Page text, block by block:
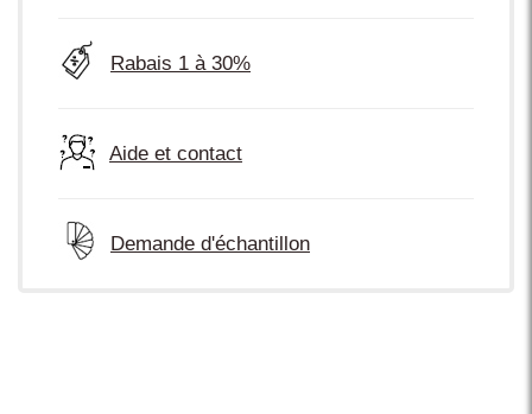
Rabais 1 à 30%
Aide et contact
Demande d'échantillon